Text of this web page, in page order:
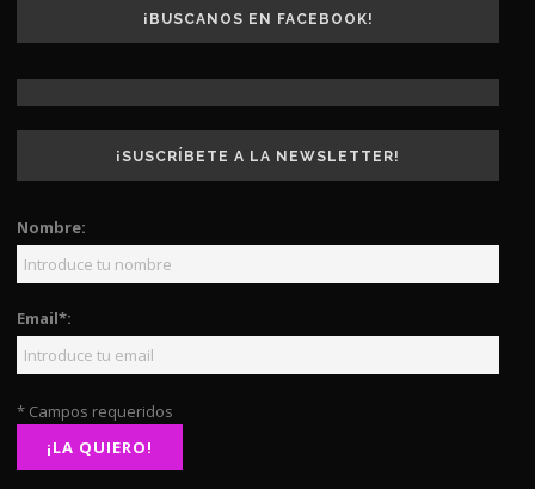
¡BUSCANOS EN FACEBOOK!
¡SUSCRÍBETE A LA NEWSLETTER!
Nombre:
Email*:
* Campos requeridos